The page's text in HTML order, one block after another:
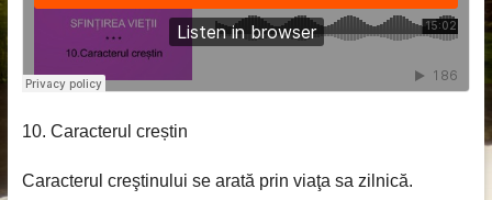
10. Caracterul creștin
Caracterul creştinului se arată prin viaţa sa zilnică.